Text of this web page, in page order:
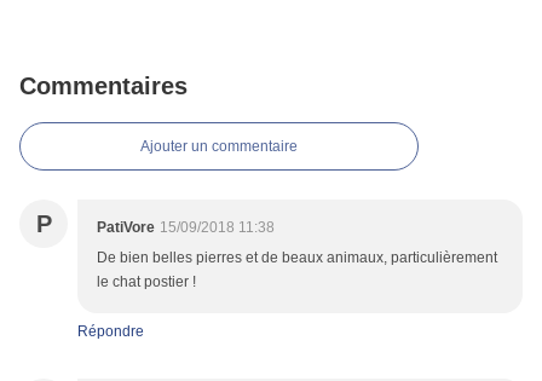
Commentaires
Ajouter un commentaire
P PatiVore 15/09/2018 11:38
De bien belles pierres et de beaux animaux, particulièrement
le chat postier !
Répondre